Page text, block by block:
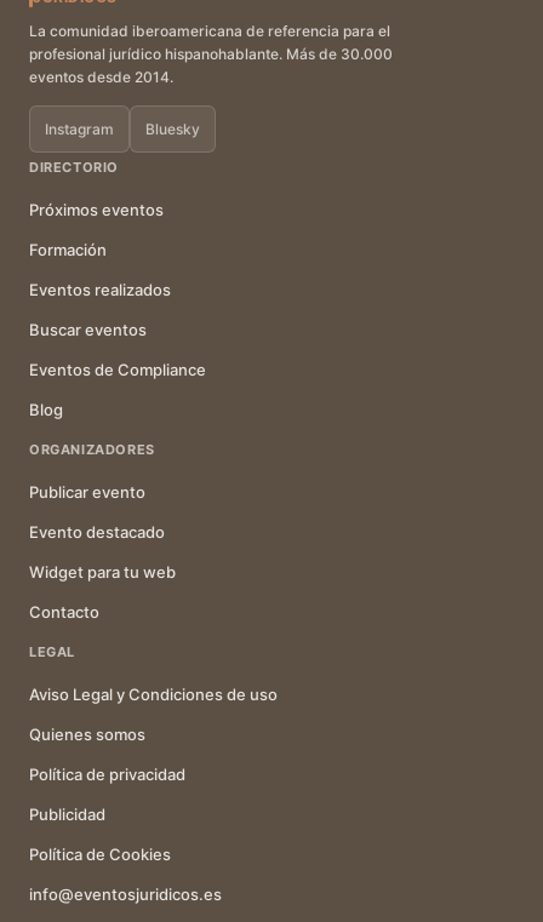
La comunidad iberoamericana de referencia para el
profesional jurídico hispanohablante. Más de 30.000
eventos desde 2014.
Instagram Bluesky
DIRECTORIO
Próximos eventos
Formación
Eventos realizados
Buscar eventos
Eventos de Compliance
Blog
ORGANIZADORES
Publicar evento
Evento destacado
Widget para tu web
Contacto
LEGAL
Aviso Legal y Condiciones de uso
Quienes somos
Política de privacidad
Publicidad
Política de Cookies
info@eventosjuridicos.es